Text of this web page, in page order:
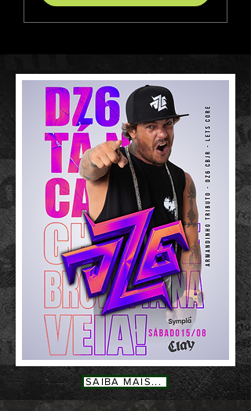
SAIBA MAIS...